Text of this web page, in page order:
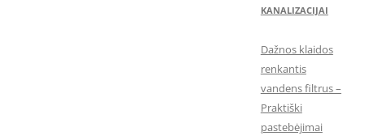
KANALIZACIJAI
Dažnos klaidos
renkantis
vandens filtrus –
Praktiški
pastebėjimai